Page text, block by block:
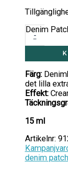
-
Denim
Färg:
det lilla
Effekt:
15 ml
Artikelnr:
denim patch